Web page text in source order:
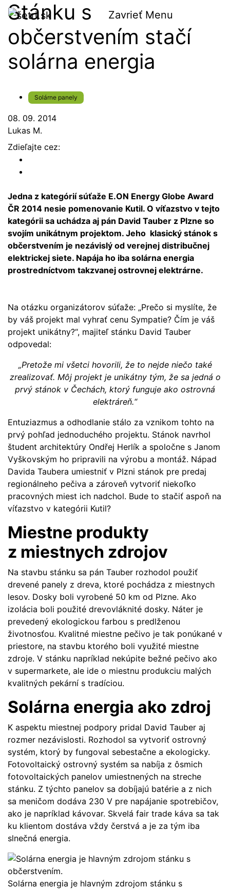
Zavrieť Menu
Stánku s
občerstvením stačí
solárna energia
Solárne panely
08. 09. 2014
Lukas M.
Zdieľajte cez:
Jedna z kategórií súťaže E.ON Energy Globe Award
ČR 2014 nesie pomenovanie Kutil. O víťazstvo v tejto
kategórii sa uchádza aj pán David Tauber z Plzne so
svojím unikátnym projektom. Jeho klasický stánok s
občerstvením je nezávislý od verejnej distribučnej
elektrickej siete. Napája ho iba solárna energia
prostredníctvom takzvanej ostrovnej elektrárne.
Na otázku organizátorov súťaže: „Prečo si myslíte, že
by váš projekt mal vyhrať cenu Sympatie? Čím je váš
projekt unikátny?“, majiteľ stánku David Tauber
odpovedal:
„Pretože mi všetci hovorili, že to nejde niečo také
zrealizovať. Môj projekt je unikátny tým, že sa jedná o
prvý stánok v Čechách, ktorý funguje ako ostrovná
elektráreň.“
Entuziazmus a odhodlanie stálo za vznikom tohto na
prvý pohľad jednoduchého projektu. Stánok navrhol
študent architektúry Ondřej Herlík a spoločne s Janom
Vyškovským ho pripravili na výrobu a montáž. Nápad
Davida Taubera umiestniť v Plzni stánok pre predaj
regionálneho pečiva a zároveň vytvoriť niekoľko
pracovných miest ich nadchol. Bude to stačiť aspoň na
víťazstvo v kategórii Kutil?
Miestne produkty
z miestnych zdrojov
Na stavbu stánku sa pán Tauber rozhodol použiť
drevené panely z dreva, ktoré pochádza z miestnych
lesov. Dosky boli vyrobené 50 km od Plzne. Ako
izolácia boli použité drevovláknité dosky. Náter je
prevedený ekologickou farbou s predlženou
životnosťou. Kvalitné miestne pečivo je tak ponúkané v
priestore, na stavbu ktorého boli využité miestne
zdroje. V stánku napríklad nekúpite bežné pečivo ako
v supermarkete, ale ide o miestnu produkciu malých
kvalitných pekární s tradíciou.
Solárna energia ako zdroj
K aspektu miestnej podpory pridal David Tauber aj
rozmer nezávislosti. Rozhodol sa vytvoriť ostrovný
systém, ktorý by fungoval sebestačne a ekologicky.
Fotovoltaický ostrovný systém sa nabíja z ôsmich
fotovoltaických panelov umiestnených na streche
stánku. Z týchto panelov sa dobíjajú batérie a z nich
sa meničom dodáva 230 V pre napájanie spotrebičov,
ako je napríklad kávovar. Skvelá fair trade káva sa tak
ku klientom dostáva vždy čerstvá a je za tým iba
slnečná energia.
Solárna energia je hlavným zdrojom stánku s